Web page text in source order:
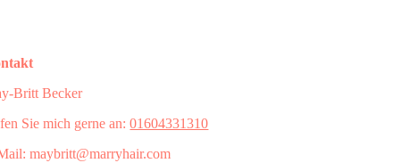
Britt Becker
Sie mich gerne an:01604331310
maybritt@marryhair.com